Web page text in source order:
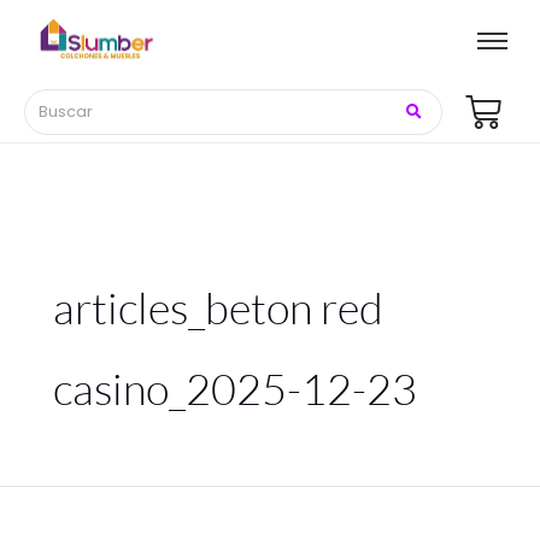
articles_beton red
casino_2025-12-23
Buscar